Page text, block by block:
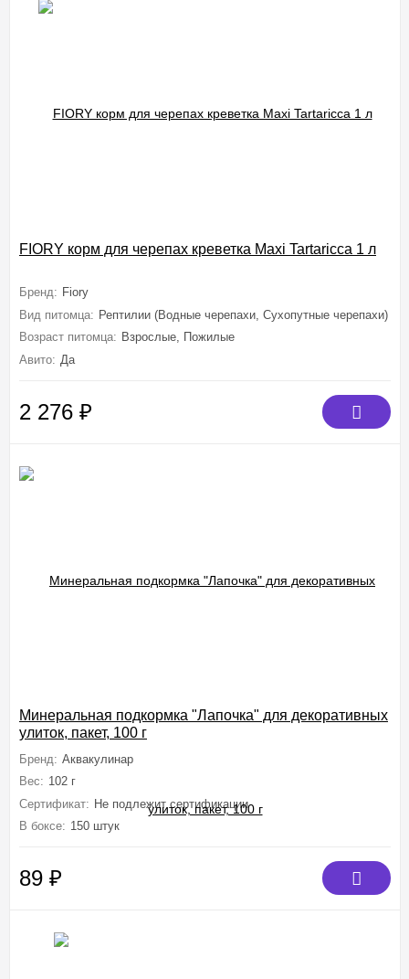
FIORY корм для черепах креветка Maxi Tartaricca 1 л
Бренд: Fiory
Вид питомца: Рептилии (Водные черепахи, Сухопутные черепахи)
Возраст питомца: Взрослые, Пожилые
Авито: Да
2 276 ₽
Минеральная подкормка "Лапочка" для декоративных
улиток, пакет, 100 г
Бренд: Аквакулинар
Вес: 102 г
Сертификат: Не подлежит сертификации
В боксе: 150 штук
89 ₽